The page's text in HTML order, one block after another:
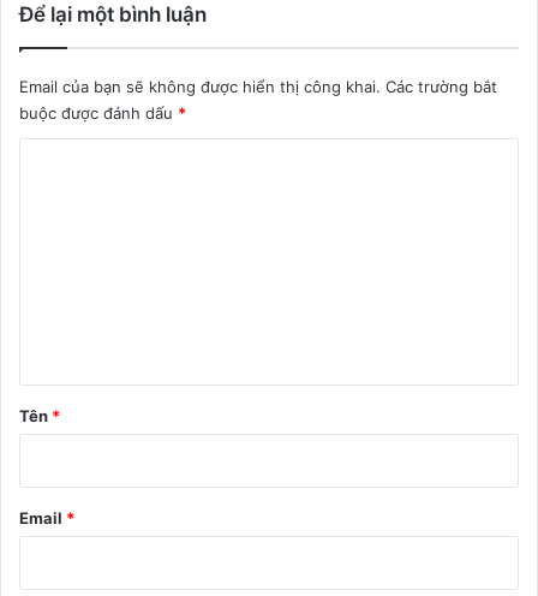
Để lại một bình luận
Email của bạn sẽ không được hiển thị công khai. Các trường bắt
buộc được đánh dấu *
n
Tên *
Email *